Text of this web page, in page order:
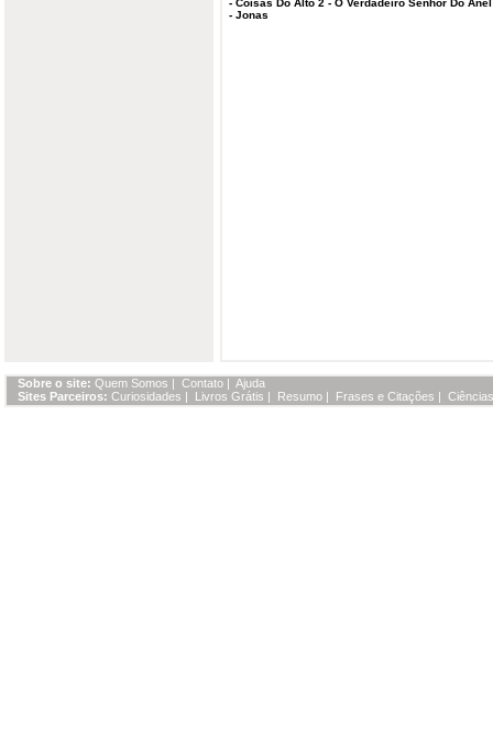
- Coisas Do Alto 2 - O Verdadeiro Senhor Do Anel
- Jonas
Sobre o site: Quem Somos | Contato | Ajuda
Sites Parceiros: Curiosidades | Livros Grátis | Resumo | Frases e Citações |